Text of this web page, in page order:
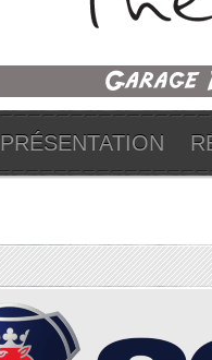
PRÉSENTATION